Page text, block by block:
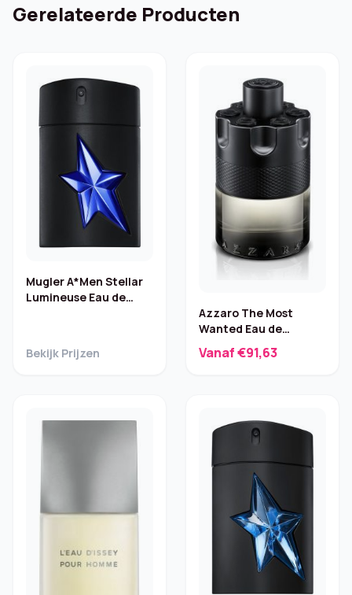
Gerelateerde Producten
Mugler A*Men Stellar
Lumineuse Eau de
Bekijk Prijzen
Azzaro The Most
Wanted Eau de
ml
Vanaf €91,63